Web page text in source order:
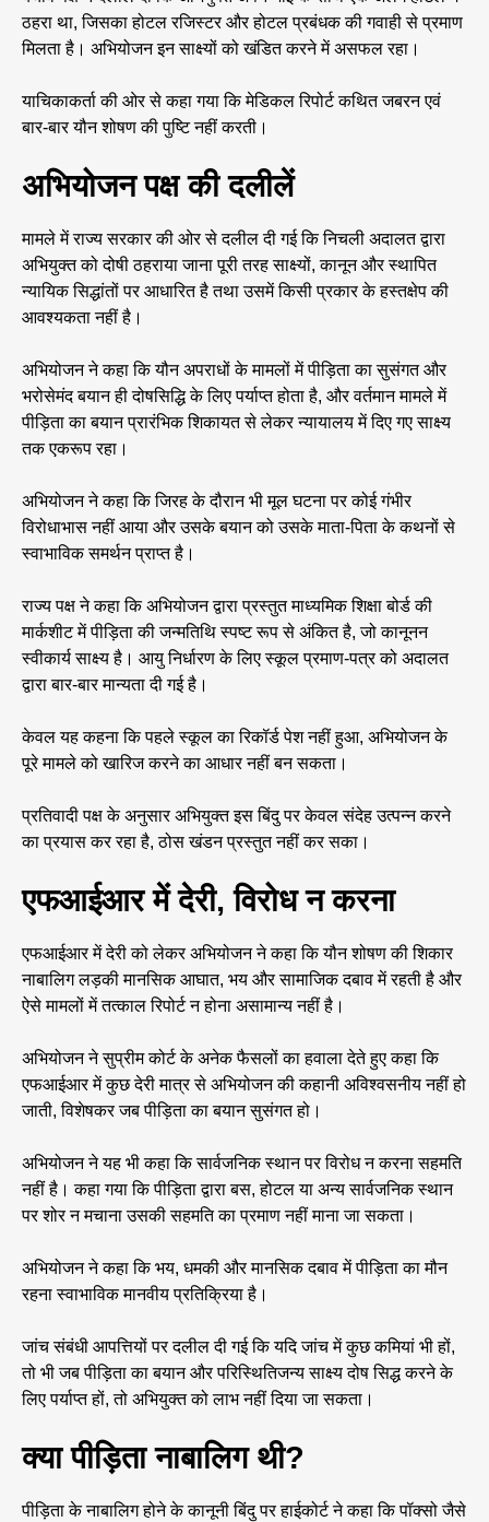
ठहरा था, जिसका होटल रजिस्टर और होटल प्रबंधक की गवाही से प्रमाण
मिलता है। अभियोजन इन साक्ष्यों को खंडित करने में असफल रहा।
याचिकाकर्ता की ओर से कहा गया कि मेडिकल रिपोर्ट कथित जबरन एवं
बार-बार यौन शोषण की पुष्टि नहीं करती।
अभियोजन पक्ष की दलीलें
मामले में राज्य सरकार की ओर से दलील दी गई कि निचली अदालत द्वारा
अभियुक्त को दोषी ठहराया जाना पूरी तरह साक्ष्यों, कानून और स्थापित
न्यायिक सिद्धांतों पर आधारित है तथा उसमें किसी प्रकार के हस्तक्षेप की
आवश्यकता नहीं है।
अभियोजन ने कहा कि यौन अपराधों के मामलों में पीड़िता का सुसंगत और
भरोसेमंद बयान ही दोषसिद्धि के लिए पर्याप्त होता है, और वर्तमान मामले में
पीड़िता का बयान प्रारंभिक शिकायत से लेकर न्यायालय में दिए गए साक्ष्य
तक एकरूप रहा।
अभियोजन ने कहा कि जिरह के दौरान भी मूल घटना पर कोई गंभीर
विरोधाभास नहीं आया और उसके बयान को उसके माता-पिता के कथनों से
स्वाभाविक समर्थन प्राप्त है।
राज्य पक्ष ने कहा कि अभियोजन द्वारा प्रस्तुत माध्यमिक शिक्षा बोर्ड की
मार्कशीट में पीड़िता की जन्मतिथि स्पष्ट रूप से अंकित है, जो कानूनन
स्वीकार्य साक्ष्य है। आयु निर्धारण के लिए स्कूल प्रमाण-पत्र को अदालत
द्वारा बार-बार मान्यता दी गई है।
केवल यह कहना कि पहले स्कूल का रिकॉर्ड पेश नहीं हुआ, अभियोजन के
पूरे मामले को खारिज करने का आधार नहीं बन सकता।
प्रतिवादी पक्ष के अनुसार अभियुक्त इस बिंदु पर केवल संदेह उत्पन्न करने
का प्रयास कर रहा है, ठोस खंडन प्रस्तुत नहीं कर सका।
एफआईआर में देरी, विरोध न करना
एफआईआर में देरी को लेकर अभियोजन ने कहा कि यौन शोषण की शिकार
नाबालिग लड़की मानसिक आघात, भय और सामाजिक दबाव में रहती है और
ऐसे मामलों में तत्काल रिपोर्ट न होना असामान्य नहीं है।
अभियोजन ने सुप्रीम कोर्ट के अनेक फैसलों का हवाला देते हुए कहा कि
एफआईआर में कुछ देरी मात्र से अभियोजन की कहानी अविश्वसनीय नहीं हो
जाती, विशेषकर जब पीड़िता का बयान सुसंगत हो।
अभियोजन ने यह भी कहा कि सार्वजनिक स्थान पर विरोध न करना सहमति
नहीं है। कहा गया कि पीड़िता द्वारा बस, होटल या अन्य सार्वजनिक स्थान
पर शोर न मचाना उसकी सहमति का प्रमाण नहीं माना जा सकता।
अभियोजन ने कहा कि भय, धमकी और मानसिक दबाव में पीड़िता का मौन
रहना स्वाभाविक मानवीय प्रतिक्रिया है।
जांच संबंधी आपत्तियों पर दलील दी गई कि यदि जांच में कुछ कमियां भी हों,
तो भी जब पीड़िता का बयान और परिस्थितिजन्य साक्ष्य दोष सिद्ध करने के
लिए पर्याप्त हों, तो अभियुक्त को लाभ नहीं दिया जा सकता।
क्या पीड़िता नाबालिग थी?
पीड़िता के नाबालिग होने के कानूनी बिंदु पर हाईकोर्ट ने कहा कि पॉक्सो जैसे